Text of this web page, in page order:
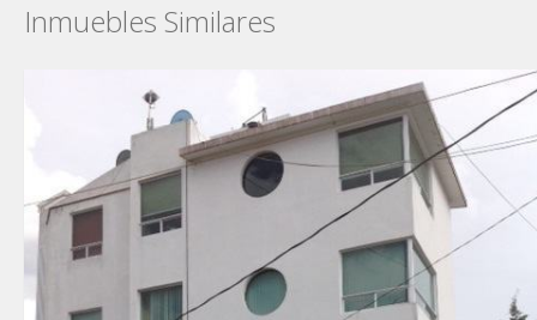
Inmuebles Similares